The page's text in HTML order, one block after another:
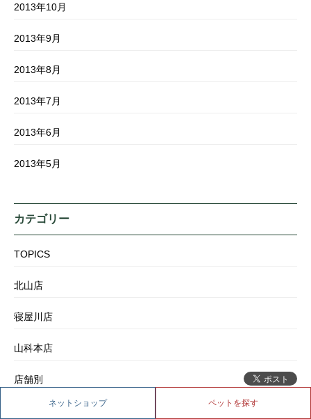
2013年10月
2013年9月
2013年8月
2013年7月
2013年6月
2013年5月
カテゴリー
TOPICS
北山店
寝屋川店
山科本店
店舗別
ネットショップ ペットを探す